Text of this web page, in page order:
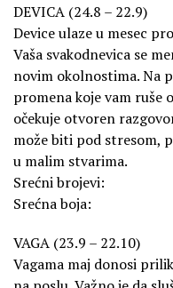
DEVICA (24.8 – 22.9)
Device ulaze u mesec
Vaša svakodnevica se
novim okolnostima. Na
promena koje vam ruše
očekuje otvoren
može biti pod stresom,
u malim stvarima.
Srećni brojevi:
Srećna boja:
VAGA (23.9 – 22.10)
Vagama maj donosi